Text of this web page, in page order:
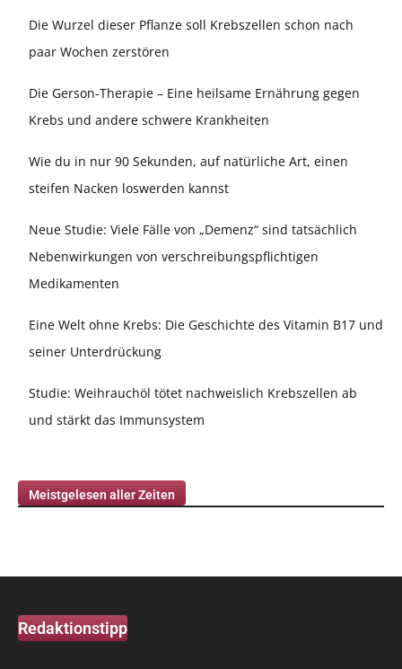
Die Wurzel dieser Pflanze soll Krebszellen schon nach
paar Wochen zerstören
Die Gerson-Therapie – Eine heilsame Ernährung gegen
Krebs und andere schwere Krankheiten
Wie du in nur 90 Sekunden, auf natürliche Art, einen
steifen Nacken loswerden kannst
Neue Studie: Viele Fälle von „Demenz“ sind tatsächlich
Nebenwirkungen von verschreibungspflichtigen
Medikamenten
Eine Welt ohne Krebs: Die Geschichte des Vitamin B17 und
seiner Unterdrückung
Studie: Weihrauchöl tötet nachweislich Krebszellen ab
und stärkt das Immunsystem
Meistgelesen aller Zeiten
Redaktionstipp